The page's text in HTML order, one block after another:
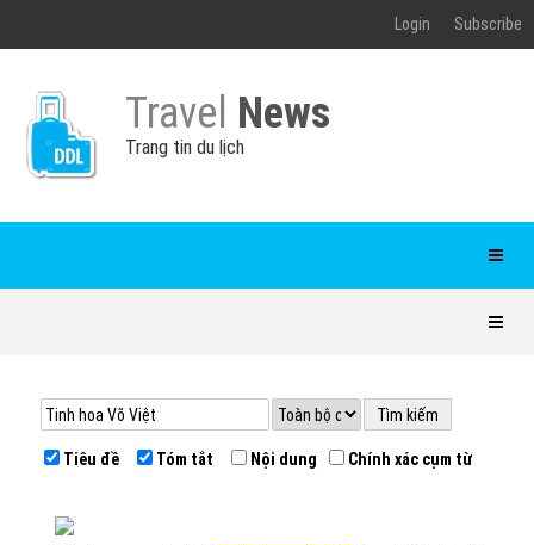
Login Subscribe
Travel News
Trang tin du lịch
Tiêu đề Tóm tắt Nội dung Chính xác cụm từ